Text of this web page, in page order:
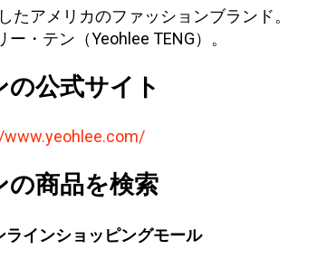
たアメリカのファッションブランド。
・テン（Yeohlee TENG）。
の公式サイト
www.yeohlee.com/
の商品を検索
ラインショッピングモール